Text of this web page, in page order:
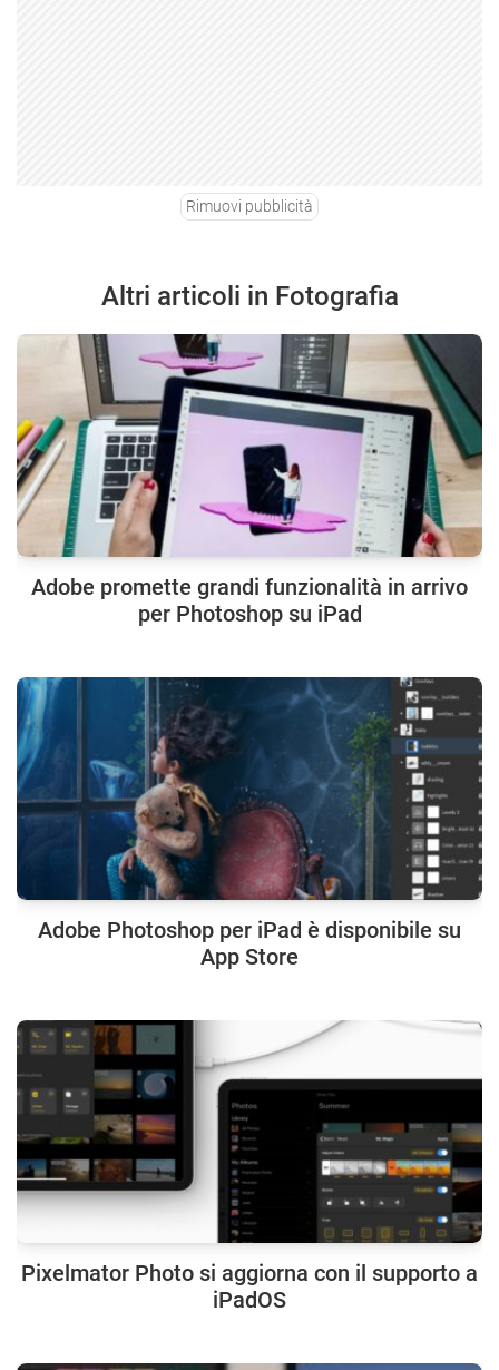
Rimuovi pubblicità
Altri articoli in Fotografia
Adobe promette grandi funzionalità in arrivo
per Photoshop su iPad
Adobe Photoshop per iPad è disponibile su
App Store
Pixelmator Photo si aggiorna con il supporto a
iPadOS